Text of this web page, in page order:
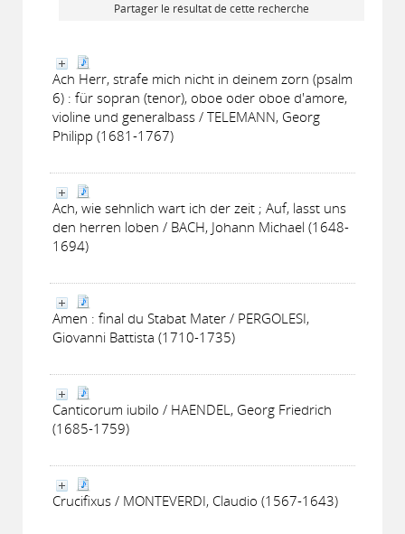
Partager le résultat de cette recherche
Ach Herr, strafe mich nicht in deinem zorn (psalm
6) : für sopran (tenor), oboe oder oboe d'amore,
violine und generalbass / TELEMANN, Georg
Philipp (1681-1767)
Ach, wie sehnlich wart ich der zeit ; Auf, lasst uns
den herren loben / BACH, Johann Michael (1648-
1694)
Amen : final du Stabat Mater / PERGOLESI,
Giovanni Battista (1710-1735)
Canticorum iubilo / HAENDEL, Georg Friedrich
(1685-1759)
Crucifixus / MONTEVERDI, Claudio (1567-1643)